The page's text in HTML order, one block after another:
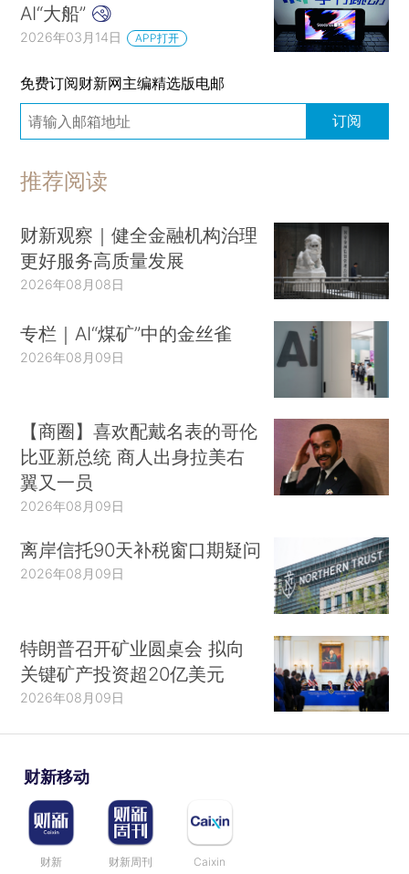
AI“大船”
2026年03月14日 APP打开
免费订阅财新网主编精选版电邮
订阅
推荐阅读
财新观察｜健全金融机构治理
更好服务高质量发展
2026年08月08日
专栏｜AI“煤矿”中的金丝雀
2026年08月09日
【商圈】喜欢配戴名表的哥伦
比亚新总统 商人出身拉美右
翼又一员
2026年08月09日
离岸信托90天补税窗口期疑问
2026年08月09日
特朗普召开矿业圆桌会 拟向
关键矿产投资超20亿美元
2026年08月09日
财新移动
财新 财新周刊 Caixin